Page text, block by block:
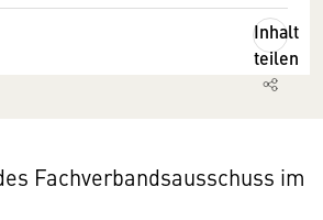
Inhalt
teilen
Fachverbandsausschuss im